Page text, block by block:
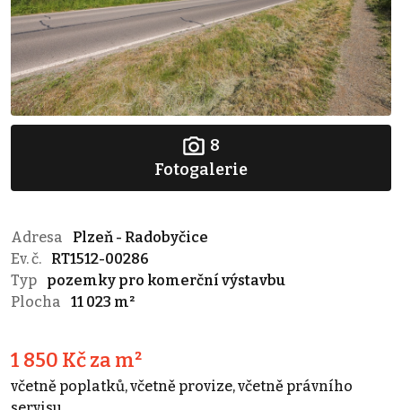
8
Fotogalerie
Adresa
Plzeň - Radobyčice
Ev. č.
RT1512-00286
Typ
pozemky pro komerční výstavbu
Plocha
11 023 m²
1 850 Kč za m²
včetně poplatků, včetně provize, včetně právního